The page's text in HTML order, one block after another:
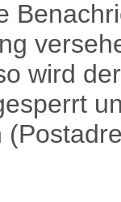
wird